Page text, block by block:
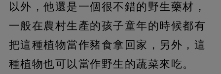
以外，他還是一個很不錯的野生藥材，
一般在農村生產的孩子童年的時候都有
把這種植物當作豬食拿回家，另外，這
種植物也可以當作野生的蔬菜來吃。